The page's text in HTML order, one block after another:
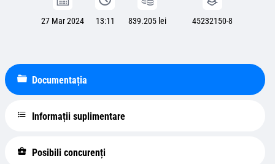
27 Mar 2024 13:11 839.205 lei 45232150-8
Documentația
Informații suplimentare
Posibili concurenți